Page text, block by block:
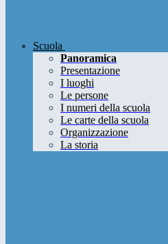
Scuola
Panoramica
Presentazione
I luoghi
Le persone
I numeri della scuola
Le carte della scuola
Organizzazione
La storia